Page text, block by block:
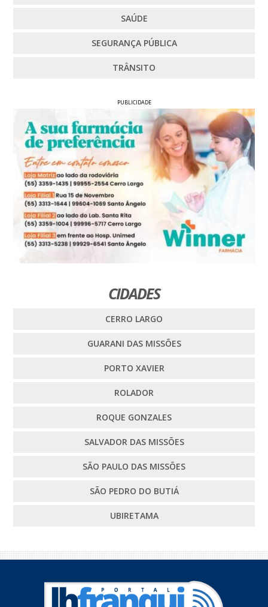
SAÚDE
SEGURANÇA PÚBLICA
TRÂNSITO
PUBLICIDADE
CIDADES
CERRO LARGO
GUARANI DAS MISSÕES
PORTO XAVIER
ROLADOR
ROQUE GONZALES
SALVADOR DAS MISSÕES
SÃO PAULO DAS MISSÕES
SÃO PEDRO DO BUTIÁ
UBIRETAMA